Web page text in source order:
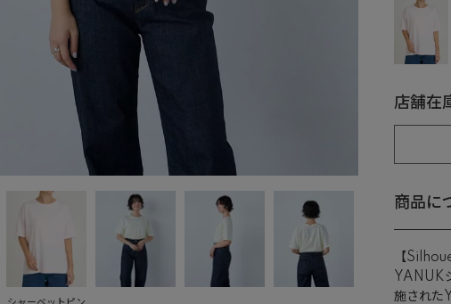
店舗在
商品に
【
YANUK
施された